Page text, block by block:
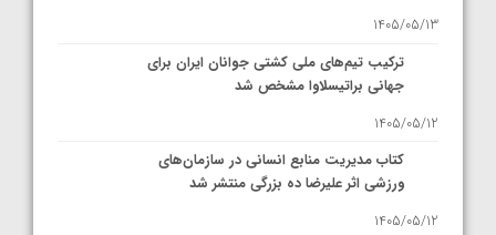
1405/05/13
ترکیب تیم‌های ملی کشتی جوانان ایران برای
جهانی براتیسلاوا مشخص شد
1405/05/12
کتاب مدیریت منابع انسانی در سازمان‌های
ورزشی اثر علیرضا ده بزرگی منتشر شد
1405/05/12